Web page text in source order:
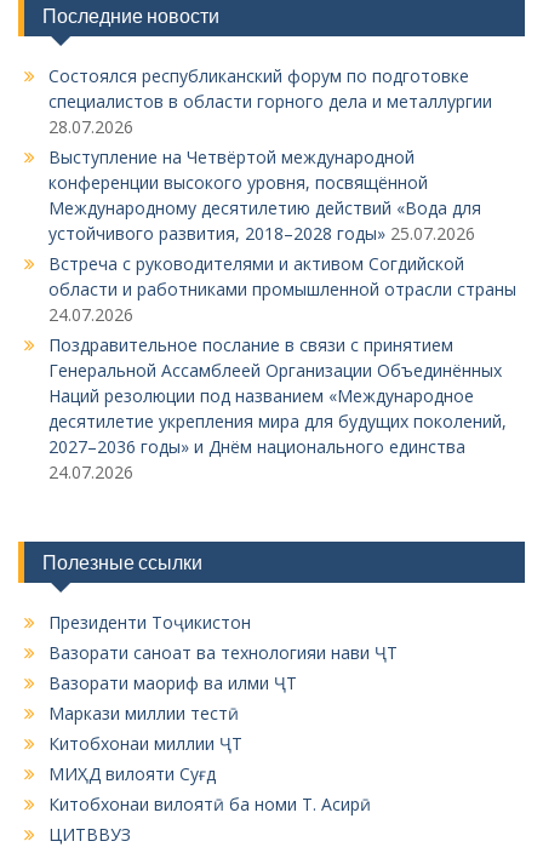
и
я
о
п
Последние новости
Состоялся республиканский форум по подготовке
специалистов в области горного дела и металлургии
28.07.2026
Выступление на Четвёртой международной
конференции высокого уровня, посвящённой
Международному десятилетию действий «Вода для
устойчивого развития, 2018–2028 годы» 25.07.2026
Встреча с руководителями и активом Согдийской
области и работниками промышленной отрасли страны
24.07.2026
Поздравительное послание в связи с принятием
Генеральной Ассамблеей Организации Объединённых
Наций резолюции под названием «Международное
десятилетие укрепления мира для будущих поколений,
2027–2036 годы» и Днём национального единства
24.07.2026
Полезные ссылки
Президенти Тоҷикистон
Вазорати саноат ва технологияи нави ҶТ
Вазорати маориф ва илми ҶТ
Маркази миллии тестӣ
Китобхонаи миллии ҶТ
МИҲД вилояти Суғд
Китобхонаи вилоятӣ ба номи Т. Асирӣ
ЦИТВВУЗ